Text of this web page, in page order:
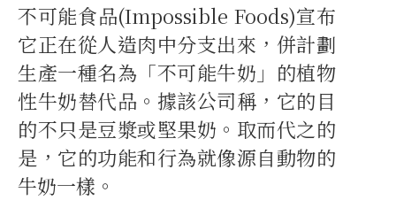
不可能食品(Impossible Foods)宣布
它正在從人造肉中分支出來，併計劃
生產一種名為「不可能牛奶」的植物
性牛奶替代品。據該公司稱，它的目
的不只是豆漿或堅果奶。取而代之的
是，它的功能和行為就像源自動物的
牛奶一樣。